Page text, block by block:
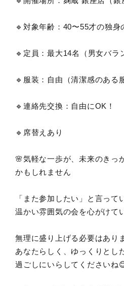
🔹対象年齢：40〜55才の独身
🔹定員：最大14名（男女バラ
🔹服装：自由（清潔感のある
🔹連絡先交換：自由にOK！
🔹席替えあり
🌸気軽な一歩が、未来のきっ
かもしれません
「また参加したい」と言って
温かい雰囲気の会を心がけて
無理に盛り上げる必要はあり
あなたらしく、ゆっくりとし
過ごしにいらしてくださいね